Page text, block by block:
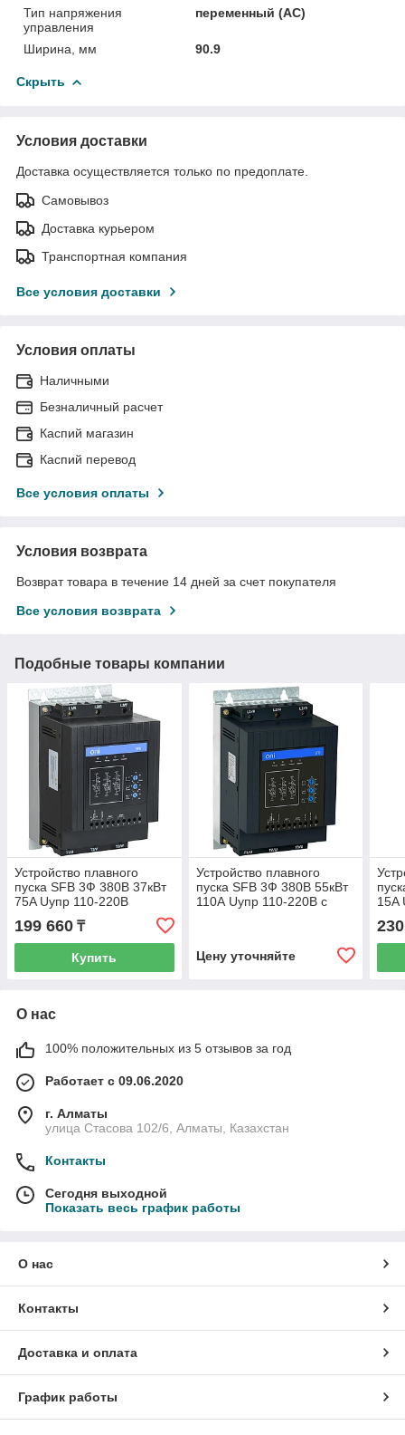
Тип напряжения
управления
переменный (АС)
Ширина, мм 90.9
Скрыть
Условия доставки
Доставка осуществляется только по предоплате.
Самовывоз
Доставка курьером
Транспортная компания
Все условия доставки
Условия оплаты
Наличными
Безналичный расчет
Каспий магазин
Каспий перевод
Все условия оплаты
Условия возврата
Возврат товара в течение 14 дней за счет покупателя
Все условия возврата
Подобные товары компании
Устройство плавного
пуска SFB 3Ф 380В 37кВт
75A Uупр 110-220В
Modbus ONI ИЭК
199 660 ₸
Купить
Устройство плавного
пуска SFB 3Ф 380В 55кВт
110А Uупр 110-220В с
Цену уточняйте
15A
О нас
100% положительных из 5 отзывов за год
Работает с 09.06.2020
г. Алматы
улица Стасова 102/6, Алматы, Казахстан
Контакты
Сегодня выходной
Показать весь график работы
О нас
Контакты
Доставка и оплата
График работы